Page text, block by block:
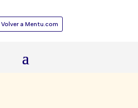
Volver a Mentu.com